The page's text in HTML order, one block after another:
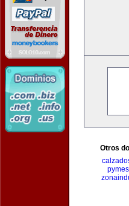
Otros